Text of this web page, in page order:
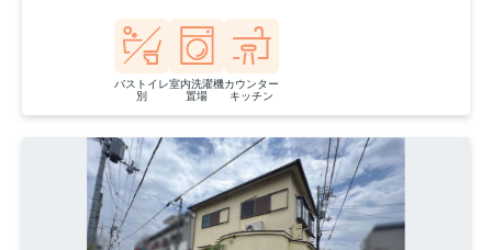
バストイレ
別
室内洗濯機
置場
カウンター
キッチン